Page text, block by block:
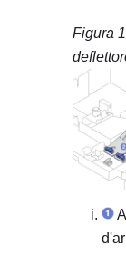
Figura